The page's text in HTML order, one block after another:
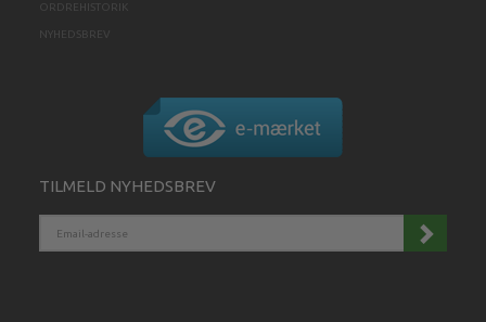
ORDREHISTORIK
NYHEDSBREV
TILMELD NYHEDSBREV
ADRESSE